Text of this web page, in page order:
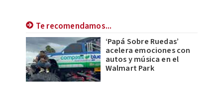
Te recomendamos...
‘Papá Sobre Ruedas’
acelera emociones con
autos y música en el
Walmart Park